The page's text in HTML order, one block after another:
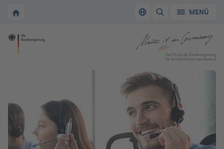
Zur Startseite von Make it in Germany Sprache wechseln
SUCHE ANZEIGEN/
MENÜ
Zur Startseite von Make it in GermanyDas Portal der Bundesregierung
für Fachkräfte aus dem Ausland